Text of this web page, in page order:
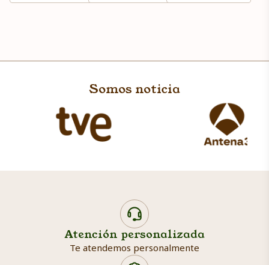
Somos noticia
Atención personalizada
Te atendemos personalmente